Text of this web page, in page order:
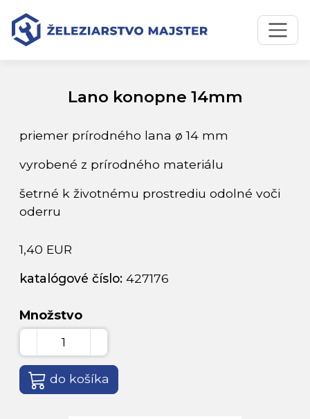
Preskočiť na obsah
Preskočiť na hlavné menu
Úvodná stránka Lano konopne 14mm
Lano konopne 14mm
priemer prírodného lana ø 14 mm
vyrobené z prírodného materiálu
šetrné k životnému prostrediu odolné voči
oderru
1,40 EUR
katalógové číslo: 427176
Množstvo
do košíka